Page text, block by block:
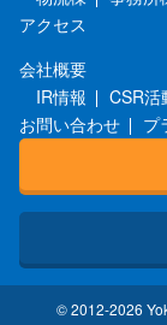
アクセス
会社概要
IR情報
CSR活
お問い合わせ
プ
© 2012-2026